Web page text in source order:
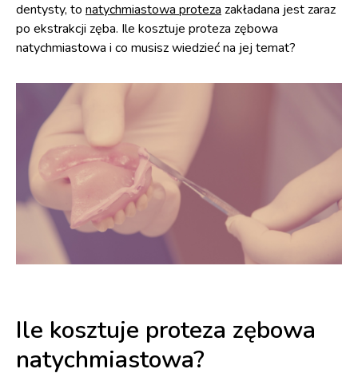
dentysty, to natychmiastowa proteza zakładana jest zaraz
po ekstrakcji zęba. Ile kosztuje proteza zębowa
natychmiastowa i co musisz wiedzieć na jej temat?
Ile kosztuje proteza zębowa
natychmiastowa?